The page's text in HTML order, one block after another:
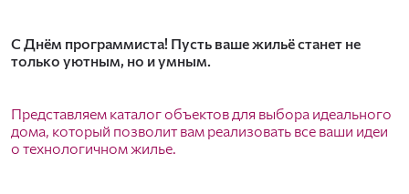
С Днём программиста! Пусть ваше жильё станет не
только уютным, но и умным.
Представляем каталог объектов для выбора идеального
дома, который позволит вам реализовать все ваши идеи
о технологичном жилье.